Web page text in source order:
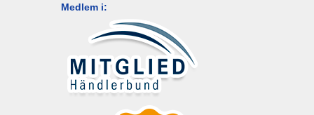
Medlem i: